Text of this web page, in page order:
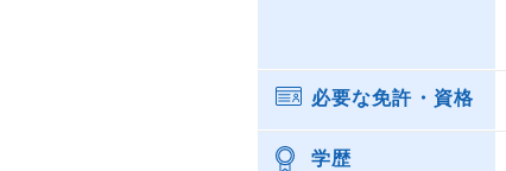
必要な免許・資格
学歴